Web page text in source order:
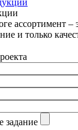
ассортимент
и только
задание